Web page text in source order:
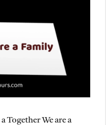
Together We are a